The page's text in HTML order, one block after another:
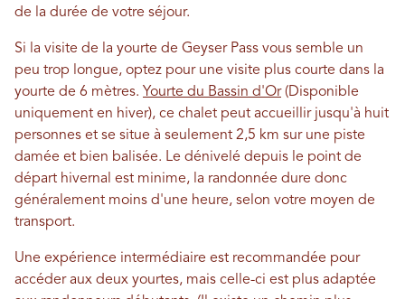
de la durée de votre séjour.
Si la visite de la yourte de Geyser Pass vous semble un
peu trop longue, optez pour une visite plus courte dans la
yourte de 6 mètres. Yourte du Bassin d'Or(Disponible
uniquement en hiver), ce chalet peut accueillir jusqu'à huit
personnes et se situe à seulement 2,5 km sur une piste
damée et bien balisée. Le dénivelé depuis le point de
départ hivernal est minime, la randonnée dure donc
généralement moins d'une heure, selon votre moyen de
transport.
Une expérience intermédiaire est recommandée pour
accéder aux deux yourtes, mais celle-ci est plus adaptée